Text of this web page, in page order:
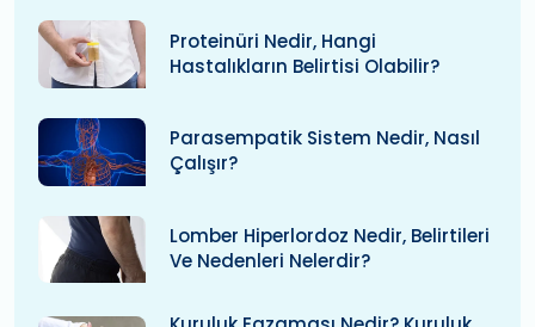
Proteinüri Nedir, Hangi
Hastalıkların Belirtisi Olabilir?
Parasempatik Sistem Nedir, Nasıl
Çalışır?
Lomber Hiperlordoz Nedir, Belirtileri
Ve Nedenleri Nelerdir?